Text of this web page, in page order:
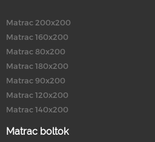
Matrac 200x200
Matrac 160x200
Matrac 80x200
Matrac 180x200
Matrac 90x200
Matrac 120x200
Matrac 140x200
Matrac boltok